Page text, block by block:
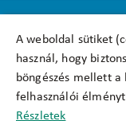
A weboldal sütiket
használ, hogy
böngészés mellett a
felhasználói
Részletek